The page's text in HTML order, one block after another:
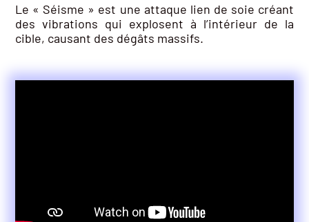
Le « Séisme » est une attaque lien de soie créant
des vibrations qui explosent à l’intérieur de la
cible, causant des dégâts massifs.